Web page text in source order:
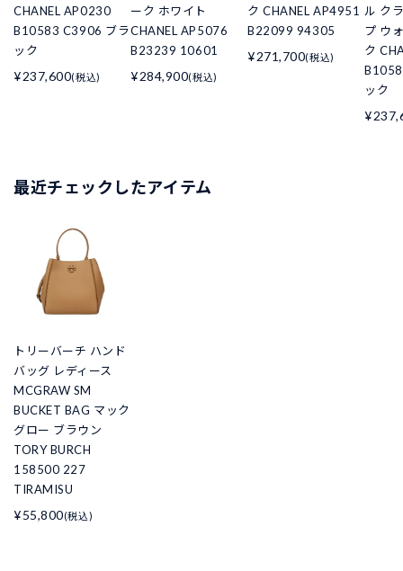
CHANEL AP0230
B10583 C3906 ブラ
ック
¥237,600(税込)
ーク ホワイト
CHANEL AP5076
B23239 10601
¥284,900(税込)
ク CHANEL AP4951
B22099 94305
¥271,700(税込)
ル ク
プ ウ
ク
ック
最近チェックしたアイテム
トリーバーチ ハンド
バッグ レディース
MCGRAW SM
BUCKET BAG マック
グロー ブラウン
TORY BURCH
158500 227
TIRAMISU
¥55,800(税込)